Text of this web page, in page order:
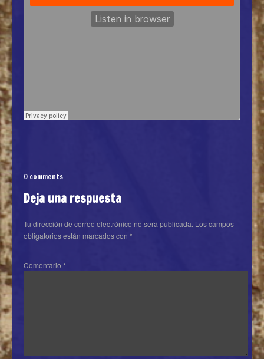
0 comments
Deja una respuesta
Tu dirección de correo electrónico no será publicada. Los campos
obligatorios están marcados con *
Comentario *